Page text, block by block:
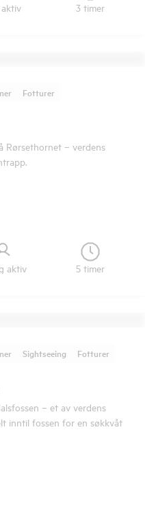
3 timer
Fotturer
Rørsethornet – verdens
aktiv 5 timer
Sightseeing Fotturer
– et av verdens
inntil fossen for en søkkvåt